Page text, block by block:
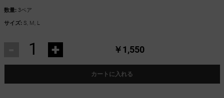
数量: 3ペア
サイズ: S, M, L
+ ￥1,550
カートに入れる